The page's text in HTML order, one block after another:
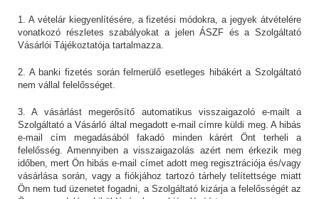
1. A vételár kiegyenlítésére, a fizetési módokra, a jegyek átvételére
vonatkozó részletes szabályokat a jelen ÁSZF és a Szolgáltató
Vásárlói Tájékoztatója tartalmazza.
2. A banki fizetés során felmerülő esetleges hibákért a Szolgáltató
nem vállal felelősséget.
3. A vásárlást megerősítő automatikus visszaigazoló e-mailt a
Szolgáltató a Vásárló által megadott e-mail címre küldi meg. A hibás
e-mail cím megadásából fakadó minden kárért Önt terheli a
felelősség. Amennyiben a visszaigazolás azért nem érkezik meg
időben, mert Ön hibás e-mail címet adott meg regisztrációja és/vagy
vásárlása során, vagy a fiókjához tartozó tárhely telítettsége miatt
Ön nem tud üzenetet fogadni, a Szolgáltató kizárja a felelősségét az